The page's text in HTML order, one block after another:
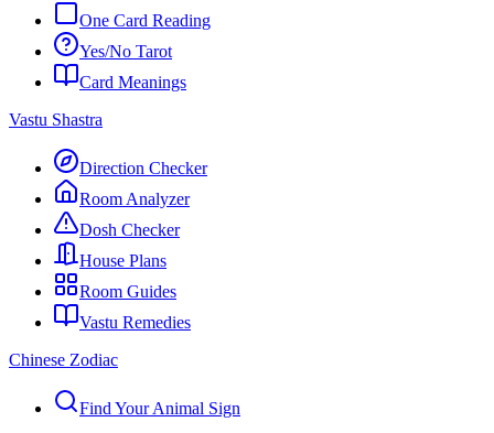
One Card Reading
Yes/No Tarot
Card Meanings
Vastu Shastra
Direction Checker
Room Analyzer
Dosh Checker
House Plans
Room Guides
Vastu Remedies
Chinese Zodiac
Find Your Animal Sign